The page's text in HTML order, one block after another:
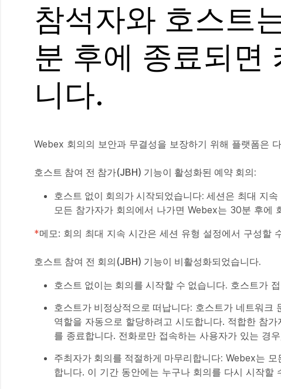
참석자와 호스트
분 후에 종료되면
니다.
Webex 회의의 보안과 무결성을 보장하기 위해 플랫폼은
호스트 참여 전 참가(JBH) 기능이 활성화된 예약 회의:
호스트 없이 회의가 시작되었습니다: 세션은 최대 지
모든 참가자가 회의에서 나가면 Webex는 30분 후에
*메모: 회의 최대 지속 시간은 세션 유형 설정에서 구성할
호스트 참여 전 회의(JBH) 기능이 비활성화되었습니다.
호스트 없이는 회의를 시작할 수 없습니다. 호스트가
호스트가 비정상적으로 떠납니다: 호스트가 네트워크
역할을 자동으로 할당하려고 시도합니다. 적합한 참
를 종료합니다. 전화로만 접속하는 사용자가 있는 경
주최자가 회의를 적절하게 마무리합니다: Webex는 모
합니다. 이 기간 동안에는 누구나 회의를 다시 시작할